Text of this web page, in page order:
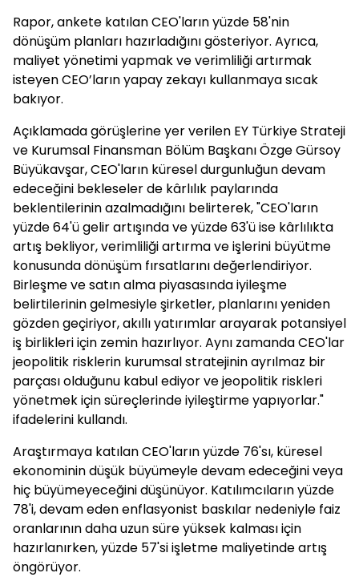
Rapor, ankete katılan CEO'ların yüzde 58'nin
dönüşüm planları hazırladığını gösteriyor. Ayrıca,
maliyet yönetimi yapmak ve verimliliği artırmak
isteyen CEO’ların yapay zekayı kullanmaya sıcak
bakıyor.
Açıklamada görüşlerine yer verilen EY Türkiye Strateji
ve Kurumsal Finansman Bölüm Başkanı Özge Gürsoy
Büyükavşar, CEO'ların küresel durgunluğun devam
edeceğini bekleseler de kârlılık paylarında
beklentilerinin azalmadığını belirterek, "CEO'ların
yüzde 64'ü gelir artışında ve yüzde 63'ü ise kârlılıkta
artış bekliyor, verimliliği artırma ve işlerini büyütme
konusunda dönüşüm fırsatlarını değerlendiriyor.
Birleşme ve satın alma piyasasında iyileşme
belirtilerinin gelmesiyle şirketler, planlarını yeniden
gözden geçiriyor, akıllı yatırımlar arayarak potansiyel
iş birlikleri için zemin hazırlıyor. Aynı zamanda CEO'lar
jeopolitik risklerin kurumsal stratejinin ayrılmaz bir
parçası olduğunu kabul ediyor ve jeopolitik riskleri
yönetmek için süreçlerinde iyileştirme yapıyorlar."
ifadelerini kullandı.
Araştırmaya katılan CEO'ların yüzde 76'sı, küresel
ekonominin düşük büyümeyle devam edeceğini veya
hiç büyümeyeceğini düşünüyor. Katılımcıların yüzde
78'i, devam eden enflasyonist baskılar nedeniyle faiz
oranlarının daha uzun süre yüksek kalması için
hazırlanırken, yüzde 57'si işletme maliyetinde artış
öngörüyor.